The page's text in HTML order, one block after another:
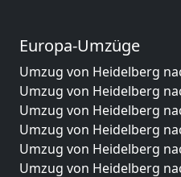
Europa-Umzüge
Umzug von Heidelberg
Umzug von Heidelberg
Umzug von Heidelberg
Umzug von Heidelberg
Umzug von Heidelberg
Umzug von Heidelberg